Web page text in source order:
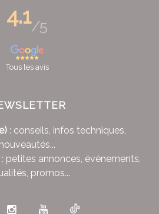
4.1/5
Tous les avis
: conseils, infos techniques,
nouveautés...
petites annonces, événements,
promos...